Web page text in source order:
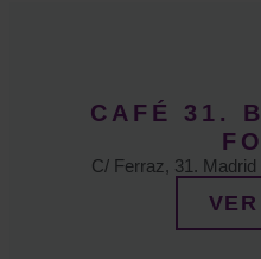
CAFÉ 31.
C/ Ferraz, 31. Madrid